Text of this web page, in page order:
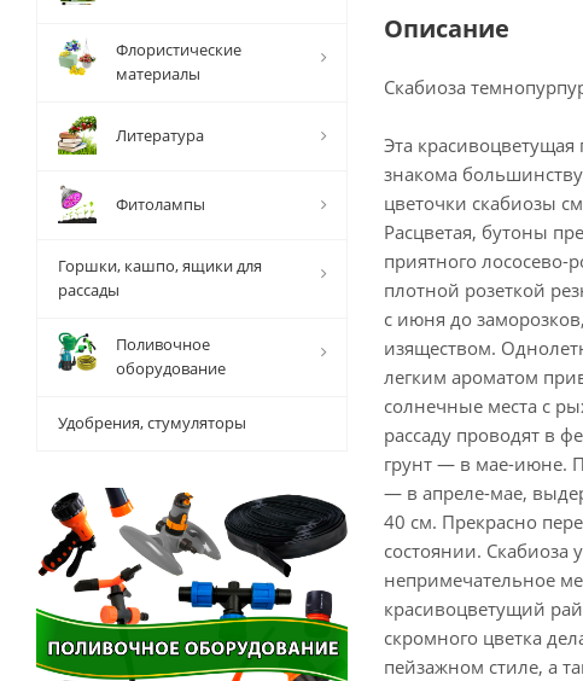
Описание
Скабиоза
Эта
знакома
цветочки скабиозы
Расцветая, бутоны
приятного лососево-
плотной розеткой
с июня до
изяществом.
легким ароматом
солнечные места с
рассаду проводят в
грунт — в мае-июне.
— в апреле-мае,
40 см. Прекрасно
состоянии. Скабиоза
непримечательное
красивоцветущий
скромного цветка
пейзажном стиле, а
Флористические
материалы
Литература
Фитолампы
Горшки, кашпо, ящики для
рассады
Поливочное
оборудование
Удобрения, стумуляторы